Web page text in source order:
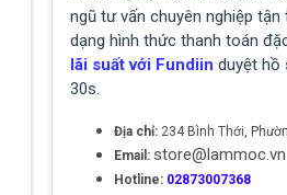
ngũ tư vấn chuyên nghiệp
dạng hình thức thanh toán
lãi suất với Fundiin duyệt hồ
30s.
Địa chỉ: 234 Bình Thới,
Email: store@lammoc.vn
Hotline: 02873007368